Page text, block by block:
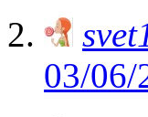
03/06/